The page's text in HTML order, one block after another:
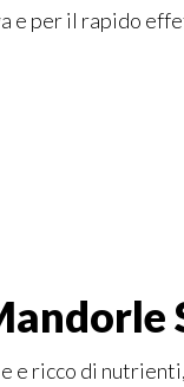
e per il rapido
ricco di